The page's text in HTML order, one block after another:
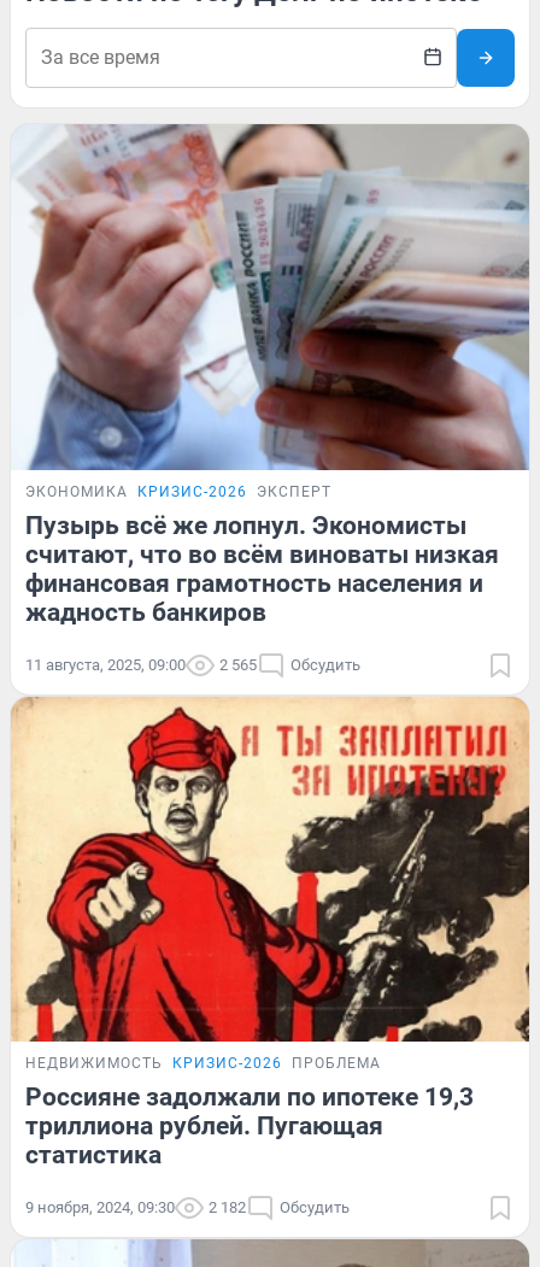
ЭКОНОМИКА КРИЗИС-2026 ЭКСПЕРТ
Пузырь всё же лопнул. Экономисты
считают, что во всём виноваты низкая
финансовая грамотность населения и
жадность банкиров
11 августа, 2025, 09:00 2 565 Обсудить
НЕДВИЖИМОСТЬ КРИЗИС-2026 ПРОБЛЕМА
Россияне задолжали по ипотеке 19,3
триллиона рублей. Пугающая
статистика
9 ноября, 2024, 09:30 2 182 Обсудить